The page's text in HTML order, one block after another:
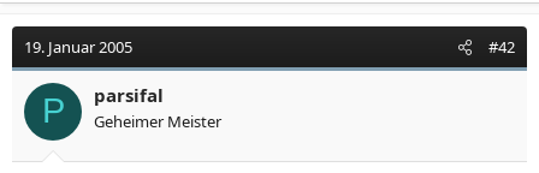
19. Januar 2005 #42
P parsifal
Geheimer Meister